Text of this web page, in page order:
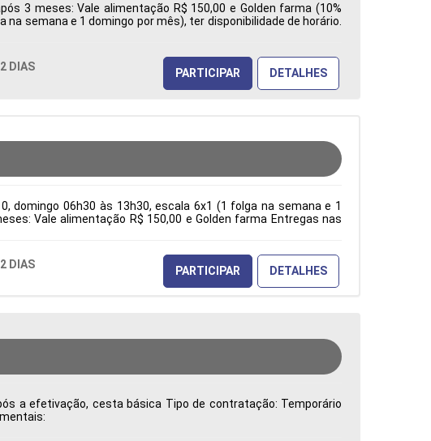
3 meses: Vale alimentação R$ 150,00 e Golden farma (10%
semana e 1 domingo por mês), ter disponibilidade de horário.
DIAS PARTICIPAR DETALHES
domingo 06h30 às 13h30, escala 6x1 (1 folga na semana e 1
Vale alimentação R$ 150,00 e Golden farma Entregas nas
DIAS PARTICIPAR DETALHES
a efetivação, cesta básica Tipo de contratação: Temporário